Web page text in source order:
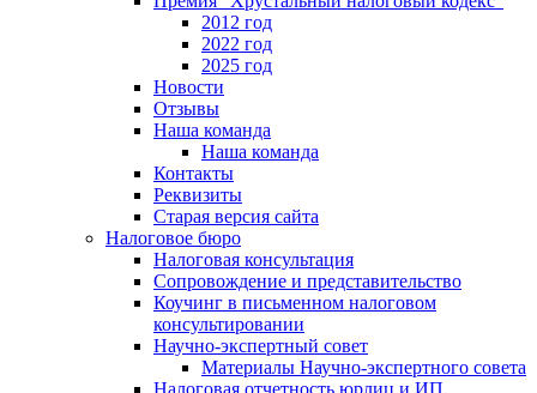
2012 год
2022 год
2025 год
Новости
Отзывы
Наша команда
Наша команда
Контакты
Реквизиты
Старая версия сайта
Налоговое бюро
Налоговая консультация
Cопровождение и представительство
Коучинг в письменном налоговом
консультировании
Научно-экспертный совет
Материалы Научно-экспертного совета
Налоговая отчетность юрлиц и ИП,